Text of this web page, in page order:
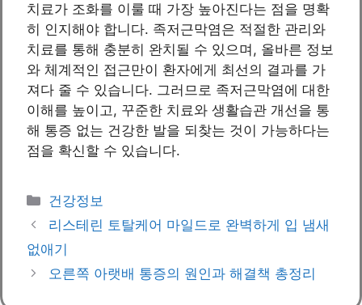
치료가 조화를 이룰 때 가장 높아진다는 점을 명확
히 인지해야 합니다. 족저근막염은 적절한 관리와
치료를 통해 충분히 완치될 수 있으며, 올바른 정보
와 체계적인 접근만이 환자에게 최선의 결과를 가
져다 줄 수 있습니다. 그러므로 족저근막염에 대한
이해를 높이고, 꾸준한 치료와 생활습관 개선을 통
해 통증 없는 건강한 발을 되찾는 것이 가능하다는
점을 확신할 수 있습니다.
Categories
건강정보
리스테린 토탈케어 마일드로 완벽하게 입 냄새
없애기
오른쪽 아랫배 통증의 원인과 해결책 총정리